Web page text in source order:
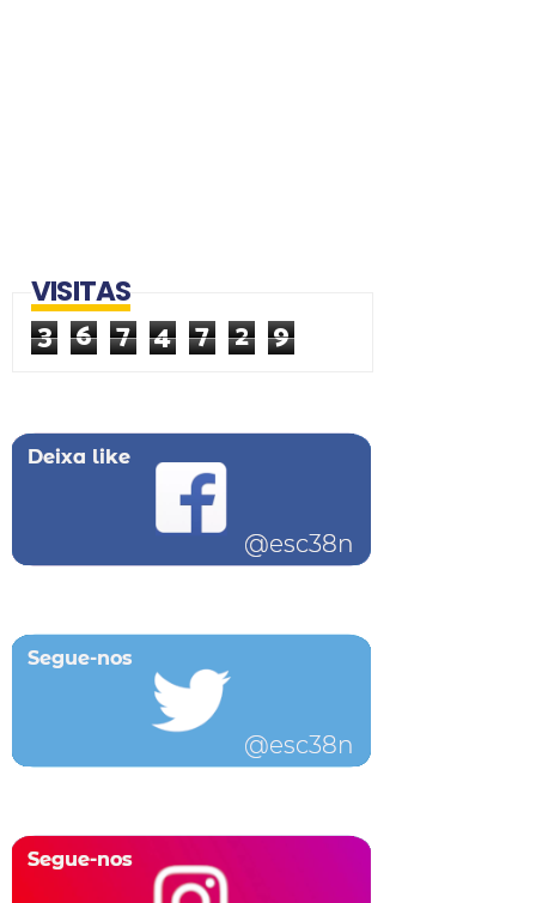
VISITAS
3 6 7 4 7 2 9